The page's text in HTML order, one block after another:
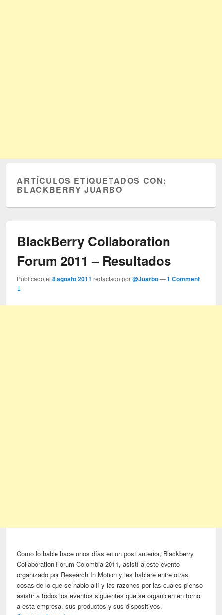
ARTÍCULOS ETIQUETADOS CON:
BLACKBERRY JUARBO
BlackBerry Collaboration
Forum 2011 – Resultados
Publicado el8 agosto 2011 redactado por@Juarbo —1 Comment
↓
Como lo hable hace unos días en un post anterior, Blackberry
Collaboration Forum Colombia 2011, asistí a este evento
organizado por Research In Motion y les hablare entre otras
cosas de lo que se hablo allí y las razones por las cuales pienso
asistir a todos los eventos siguientes que se organicen en torno
a esta empresa, sus productos y sus dispositivos.